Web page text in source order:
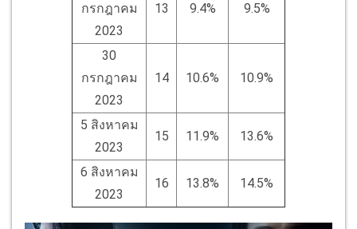
กรกฎาคม
2023
13 9.4% 9.5%
30
กรกฎาคม
2023
14 10.6% 10.9%
5 สิงหาคม
2023
15 11.9% 13.6%
6 สิงหาคม
2023
16 13.8% 14.5%